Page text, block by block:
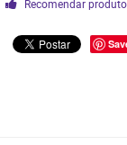
Recomendar produto